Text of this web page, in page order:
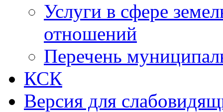
Услуги в сфере
отношений
Перечень
КСК
Версия для